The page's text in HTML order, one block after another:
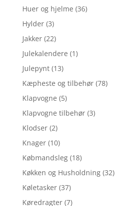
Huer og hjelme (36)
Hylder (3)
Jakker (22)
Julekalendere (1)
Julepynt (13)
Kæpheste og tilbehør (78)
Klapvogne (5)
Klapvogne tilbehør (3)
Klodser (2)
Knager (10)
Købmandsleg (18)
Køkken og Husholdning (32)
Køletasker (37)
Køredragter (7)